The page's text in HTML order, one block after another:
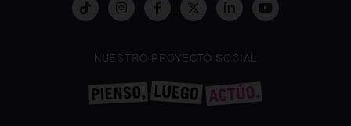
NUESTRO PROYECTO SOCIAL